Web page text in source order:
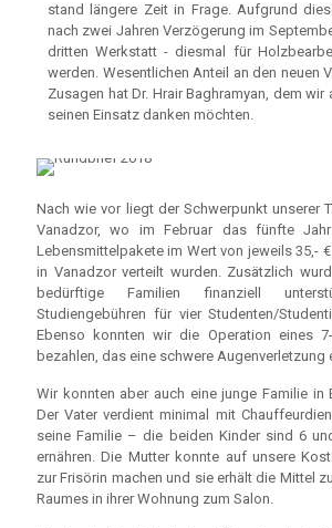
stand längere Zeit in Frage. Aufgrund
nach zwei Jahren Verzögerung im
dritten Werkstatt - diesmal für
werden. Wesentlichen Anteil an den neuen
Zusagen hat Dr. Hrair Baghramyan, dem wir
seinen Einsatz danken möchten.
Nach wie vor liegt der Schwerpunkt unserer
Vanadzor, wo im Februar das fünfte
Lebensmittelpakete im Wert von jeweils 35,-
in Vanadzor verteilt wurden. Zusätzlich
bedürftige Familien finanziell
Studiengebühren für vier Studenten/
Ebenso konnten wir die Operation eines
bezahlen, das eine schwere Augenverletzung
Wir konnten aber auch eine junge Familie in
Der Vater verdient minimal mit
seine Familie – die beiden Kinder sind 6
ernähren. Die Mutter konnte auf unsere
zur Frisörin machen und sie erhält die Mittel
Raumes in ihrer Wohnung zum Salon.